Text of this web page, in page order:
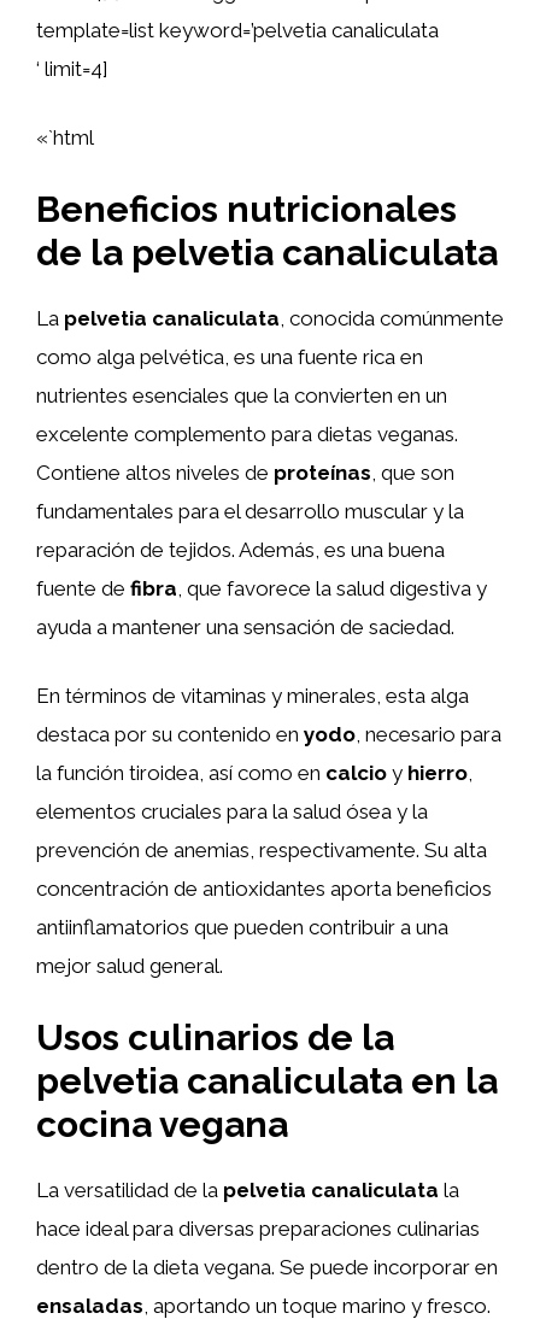
template=list keyword=’pelvetia canaliculata
‘ limit=4]
«`html
Beneficios nutricionales
de la pelvetia canaliculata
La pelvetia canaliculata , conocida comúnmente
como alga pelvética, es una fuente rica en
nutrientes esenciales que la convierten en un
excelente complemento para dietas veganas.
Contiene altos niveles de proteínas , que son
fundamentales para el desarrollo muscular y la
reparación de tejidos. Además, es una buena
fuente de fibra , que favorece la salud digestiva y
ayuda a mantener una sensación de saciedad.
En términos de vitaminas y minerales, esta alga
destaca por su contenido en yodo, necesario para
la función tiroidea, así como en calcio y hierro,
elementos cruciales para la salud ósea y la
prevención de anemias, respectivamente. Su alta
concentración de antioxidantes aporta beneficios
antiinflamatorios que pueden contribuir a una
mejor salud general.
Usos culinarios de la
pelvetia canaliculata en la
cocina vegana
La versatilidad de la pelvetia canaliculata la
hace ideal para diversas preparaciones culinarias
dentro de la dieta vegana. Se puede incorporar en
ensaladas , aportando un toque marino y fresco.